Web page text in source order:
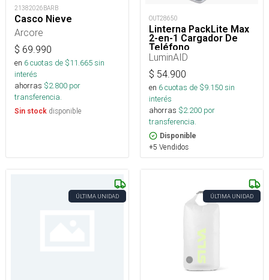
21382026BARB
Casco Nieve
Arcore
$ 69.990
en 6cuotas de $11.665sin
interés
ahorras $2.800 por
transferencia.
Sin stock disponible
OUT28650
Linterna PackLite Max
2-en-1 Cargador De
Teléfono
LuminAID
$ 54.900
en 6cuotas de $9.150sin
interés
ahorras $2.200 por
transferencia.
Disponible
+5 Vendidos
ÚLTIMA UNIDAD ÚLTIMA UNIDAD